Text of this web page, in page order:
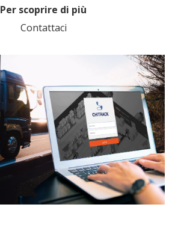
Per scoprire di più
Contattaci